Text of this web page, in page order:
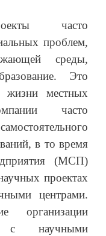
часто
проблем,
среды,
Это
жизни местных
часто
в то время
(МСП)
проектах
центрами.
организации
с научными